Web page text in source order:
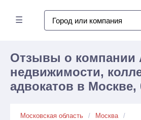
☰
Отзывы о компании
недвижимости,
адвокатов в Москве,
Московская область
Москва